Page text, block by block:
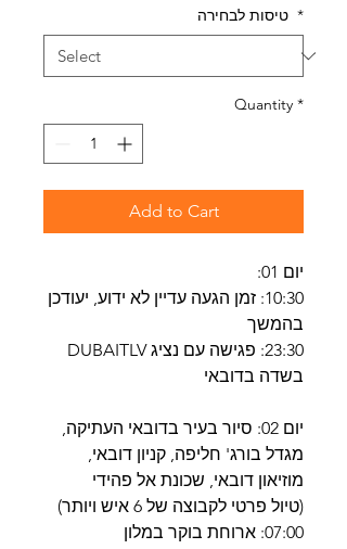
*
Quantity *
Add to Cart
יום 01:
10:30: זמן הגעה עדיין לא ידוע, יעודכן
בהמשך
23:30: פגישה עם נציג DUBAITLV
בשדה בדובאי
יום 02: סיור בעיר בדובאי העתיקה,
מגדל בורג' חליפה, קניון דובאי,
מוזיאון דובאי, שכונת אל פהידי
(טיול פרטי לקבוצה של 6 איש ויותר)
07:00: ארוחת בוקר במלון